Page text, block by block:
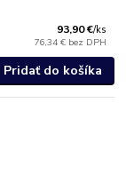
93,90 €/ks
76,34 € bez DPH
Pridať do košíka